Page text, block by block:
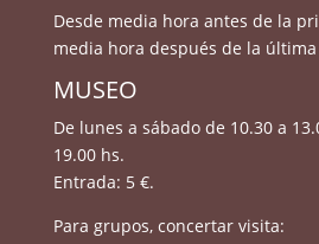
Desde media hora antes de la
media hora después de la
MUSEO
De lunes a sábado de 10.30 a
19.00 hs.
Entrada: 5 €.
Para grupos, concertar visita: